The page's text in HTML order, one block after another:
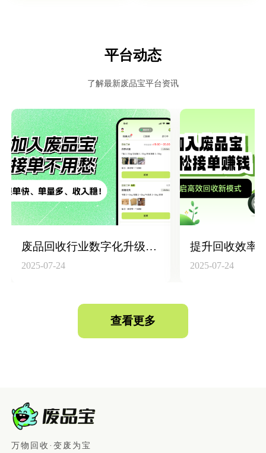
平台动态
了解最新废品宝平台资讯
废品回收行业数字化升级：构建“回收员+平台+仓库”高效联动体系
2025-07-24 2025-07-24
查看更多
万物回收·变废为宝